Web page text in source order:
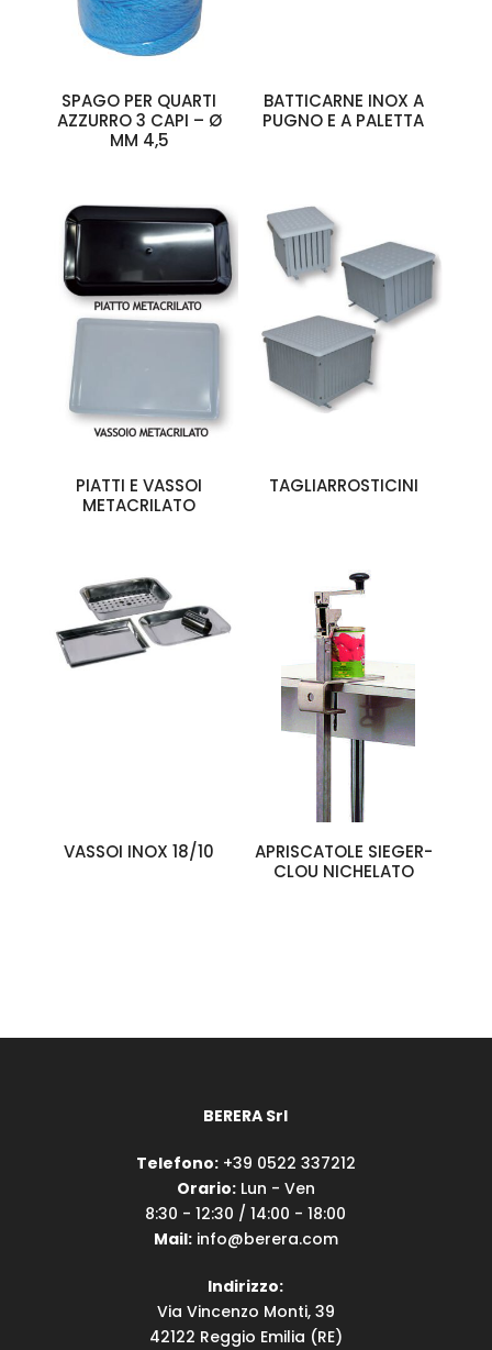
SPAGO PER QUARTI
AZZURRO 3 CAPI – Ø
MM 4,5
BATTICARNE INOX A
PUGNO E A PALETTA
PIATTI E VASSOI
METACRILATO
TAGLIARROSTICINI
VASSOI INOX 18/10
APRISCATOLE SIEGER-
CLOU NICHELATO
BERERA Srl
Telefono:+39 0522 337212
Orario:Lun - Ven
8:30 - 12:30 / 14:00 - 18:00
Mail:info@berera.com
Indirizzo:
Via Vincenzo Monti, 39
42122 Reggio Emilia (RE)